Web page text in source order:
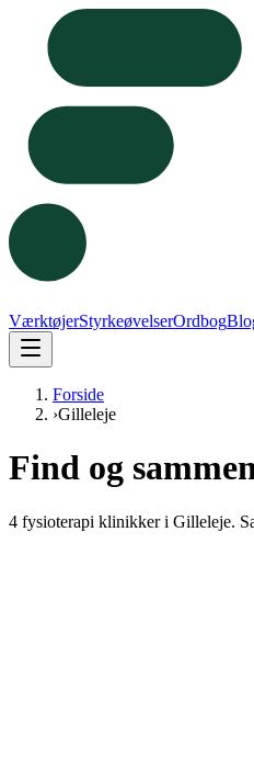
VærktøjerStyrkeøvelserOrdbog
Forside
›Gilleleje
Find og
4 fysioterapi klinikker i Gilleleje.